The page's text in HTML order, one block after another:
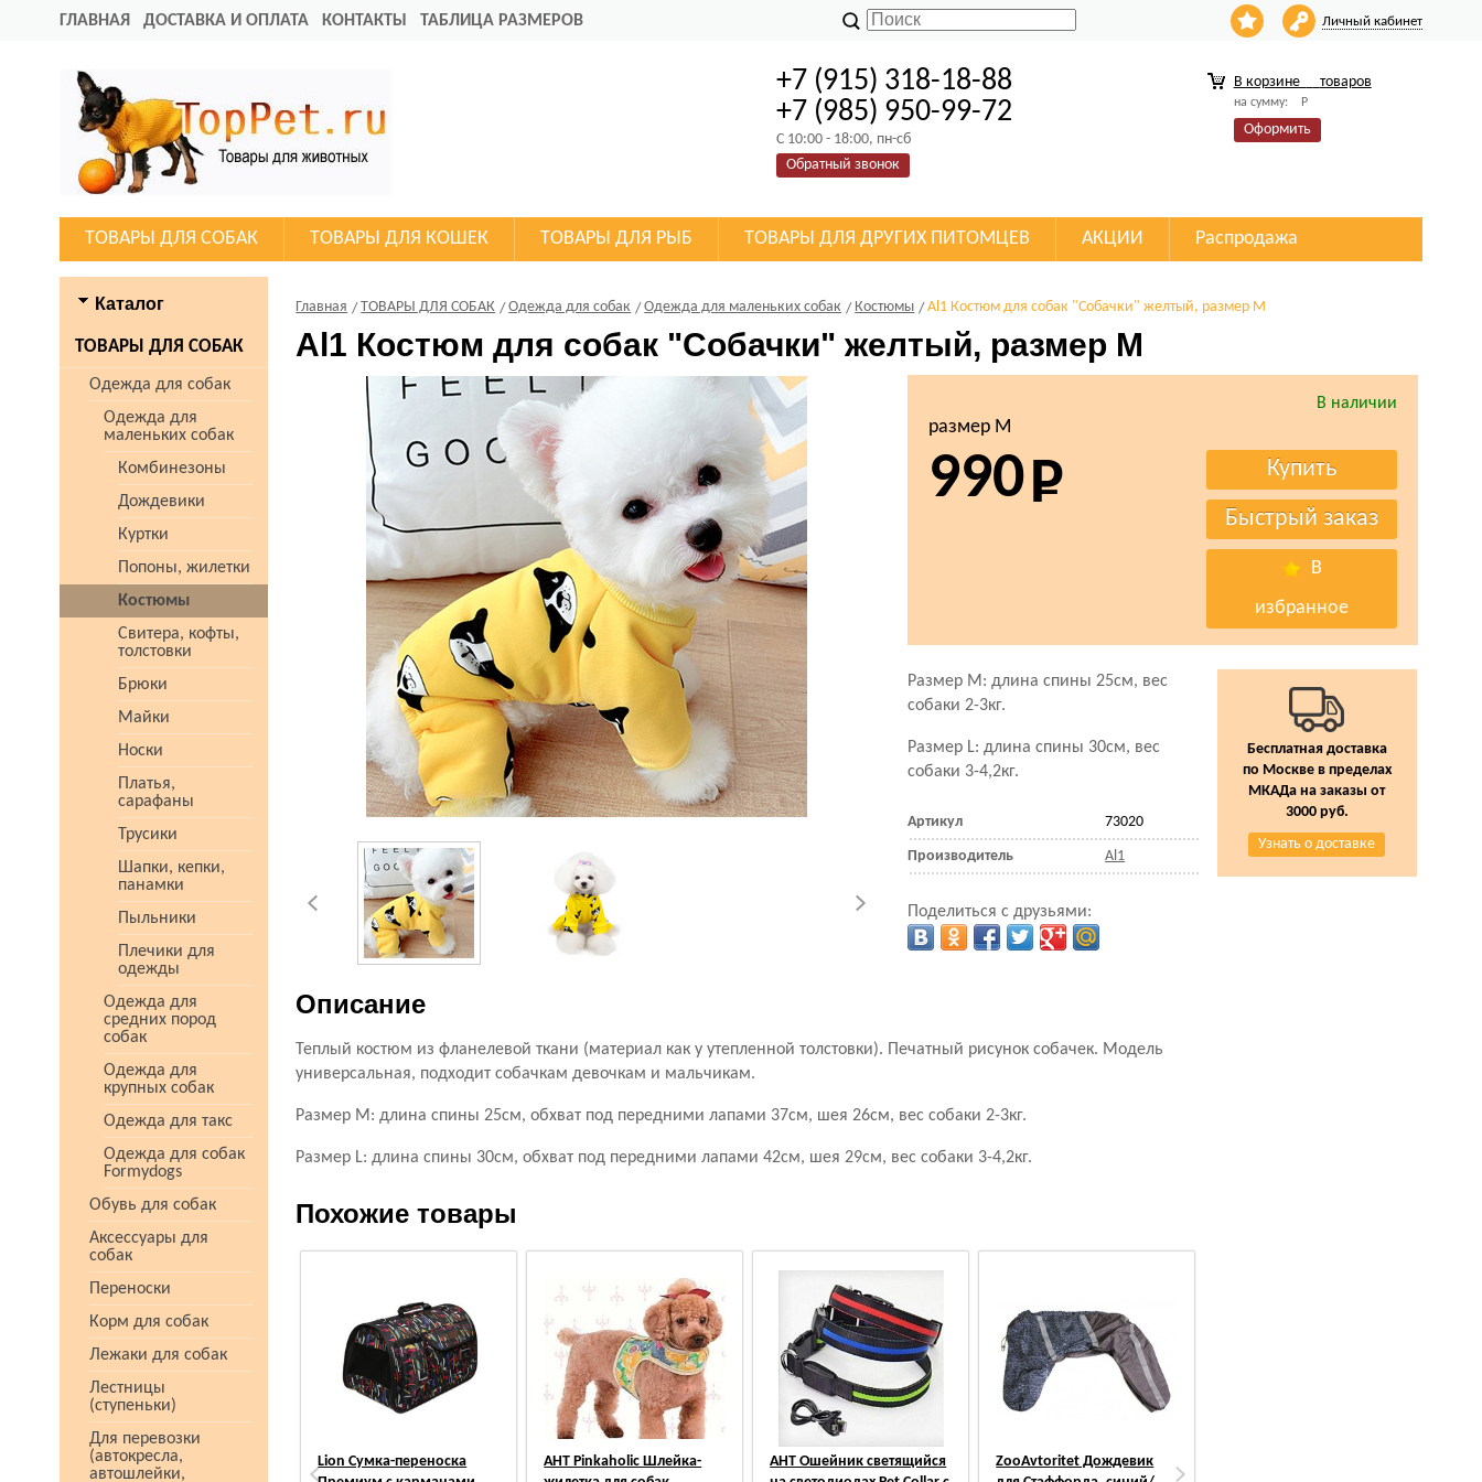
ГЛАВНАЯ ДОСТАВКА И ОПЛАТА КОНТАКТЫ ТАБЛИЦА РАЗМЕРОВ Личный кабинет
+7 (915) 318-18-88
+7 (985) 950-99-72
C 10:00 - 18:00, пн-сб
Обратный звонок
В корзине товаров
на сумму: Р
Оформить
ТОВАРЫ ДЛЯ СОБАК ТОВАРЫ ДЛЯ КОШЕК ТОВАРЫ ДЛЯ РЫБ ТОВАРЫ ДЛЯ ДРУГИХ ПИТОМЦЕВ АКЦИИ Распродажа
Каталог
ТОВАРЫ ДЛЯ СОБАК
Одежда для собак
Одежда для
маленьких собак
Комбинезоны
Дождевики
Куртки
Попоны, жилетки
Костюмы
Свитера, кофты,
толстовки
Брюки
Майки
Носки
Платья,
сарафаны
Трусики
Шапки, кепки,
панамки
Пыльники
Плечики для
одежды
Одежда для
средних пород
собак
Одежда для
крупных собак
Одежда для такс
Одежда для собак
Formydogs
Обувь для собак
Аксессуары для
собак
Переноски
Корм для собак
Лежаки для собак
Лестницы
(ступеньки)
Для перевозки
(автокресла,
автошлейки,
Главная ТОВАРЫ ДЛЯ СОБАК Одежда для собак Одежда для маленьких собак Костюмы Al1 Костюм для собак "Собачки" желтый, размер М
Al1 Костюм для собак "Собачки" желтый, размер М
В наличии
размер М
990
В
избранное
Размер М: длина спины 25см, вес
собаки 2-3кг.
Размер L: длина спины 30см, вес
собаки 3-4,2кг.
Артикул 73020
Производитель Al1
Поделиться с друзьями:
Описание
Теплый костюм из фланелевой ткани (материал как у утепленной толстовки). Печатный рисунок собачек. Модель
универсальная, подходит собачкам девочкам и мальчикам.
Размер М: длина спины 25см, обхват под передними лапами 37см, шея 26см, вес собаки 2-3кг.
Размер L: длина спины 30см, обхват под передними лапами 42см, шея 29см, вес собаки 3-4,2кг.
Похожие товары
Lion Сумка-переноска
АНТ Pinkaholic Шлейка-
АНТ Ошейник светящийся
ZooAvtoritet Дождевик
Бесплатная доставка
по Москве в пределах
МКАДа на заказы от
3000 руб.
Узнать о доставке